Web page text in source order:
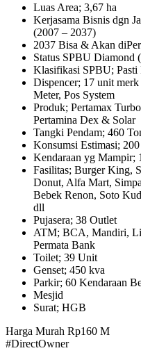
Luas Area; 3,67 ha
Kerjasama Bisnis dgn
(2007 – 2037)
2037 Bisa & Akan
Status SPBU Diamond
Klasifikasi SPBU; Pasti
Dispencer; 17 unit
Meter, Pos System
Produk; Pertamax
Pertamina Dex & Solar
Tangki Pendam; 460
Konsumsi Estimasi;
Kendaraan yg Mampir;
Fasilitas; Burger King,
Donut, Alfa Mart,
Bebek Renon, Soto
dll
Pujasera; 38 Outlet
ATM; BCA, Mandiri,
Permata Bank
Toilet; 39 Unit
Genset; 450 kva
Parkir; 60 Kendaraan
Mesjid
Surat; HGB
Harga Murah Rp160 M
#DirectOwner